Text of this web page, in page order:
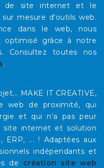
de site internet et le
mesure d'outils web.
dans le web, nous
optimisé grâce à notre
Consultez toutes nos
.
MAKE IT CREATIVE,
web de proximité, qui
et qui n'a pas peur
site internet et solution
ERP, ... ! Adaptées aux
indépendants et
de création site web